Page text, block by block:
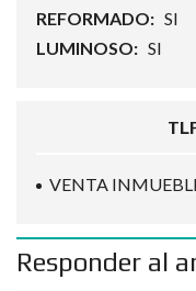
REFORMADO: SI
LUMINOSO: SI
VENTA
Responder al